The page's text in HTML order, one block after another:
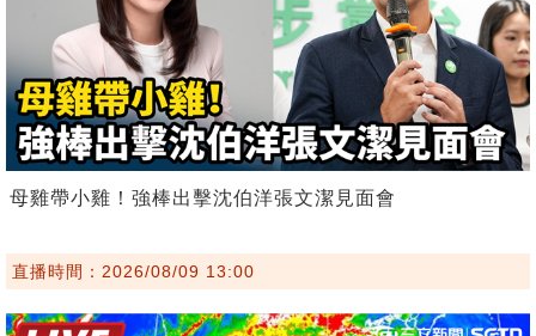
母雞帶小雞！強棒出擊沈伯洋張文潔見面會
直播時間：2026/08/09 13:00